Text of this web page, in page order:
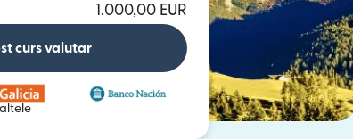
1.000,00 EUR
curs valutar